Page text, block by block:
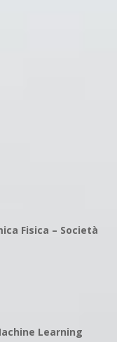
Fisica – Società
Learning